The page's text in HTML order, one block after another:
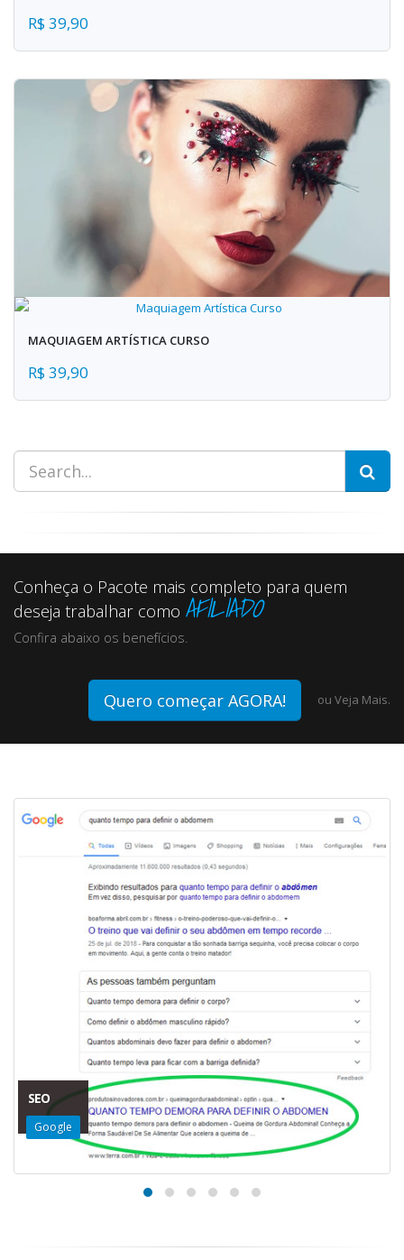
R$ 39,90
MAQUIAGEM ARTÍSTICA CURSO
R$ 39,90
Conheça o Pacote mais completo para quem
deseja trabalhar como AFILIADO
Confira abaixo os benefícios.
Quero começar AGORA! ou Veja Mais.
SEO
Google